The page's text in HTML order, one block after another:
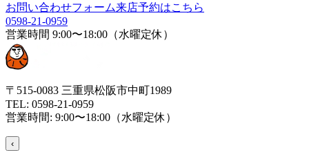
お問い合わせフォーム来店予約はこちら
0598-21-0959
営業時間 9:00〜18:00（水曜定休）
〒515-0083 三重県松阪市中町1989
TEL: 0598-21-0959
営業時間: 9:00〜18:00（水曜定休）
‹